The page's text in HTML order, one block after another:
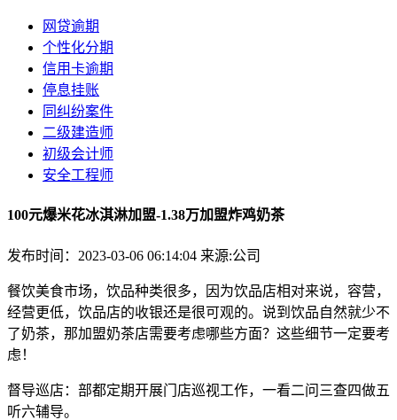
网贷逾期
个性化分期
信用卡逾期
停息挂账
同纠纷案件
二级建造师
初级会计师
安全工程师
100元爆米花冰淇淋加盟-1.38万加盟炸鸡奶茶
发布时间：2023-03-06 06:14:04 来源:公司
餐饮美食市场，饮品种类很多，因为饮品店相对来说，容营，
经营更低，饮品店的收银还是很可观的。说到饮品自然就少不
了奶茶，那加盟奶茶店需要考虑哪些方面？这些细节一定要考
虑！
督导巡店：部都定期开展门店巡视工作，一看二问三查四做五
听六辅导。